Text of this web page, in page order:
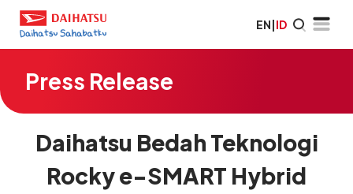
EN|ID
Press Release
Daihatsu Bedah Teknologi
Rocky e-SMART Hybrid